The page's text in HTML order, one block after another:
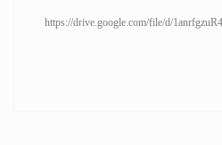
https://drive.google.com/file/d/